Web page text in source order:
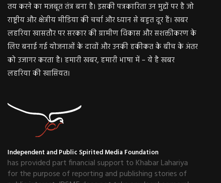
तय करने का मजबूत तंत्र बना है। इसकी पत्रकारिता उन मुद्दों पर है जो
राष्ट्रीय और क्षेत्रीय मीडिया की चर्चा और ध्यान से बहुत दूर हैं। खबर
लहरिया खासतौर पर सरकार की ग्रामीण विकास और सशक्तीकरण के
लिए बनाई गई योजनाओं के दावों और उनकी हकीकत के बीच के अंतर
को उजागर करता है। हमारी खबर, हमारी भाषा में – ये है खबर
लहरिया की खासियत।
Independent and Public Spirited Media Foundation
has provided part financial support to Khabar Lahariya
for the purpose of reporting and publishing stories of